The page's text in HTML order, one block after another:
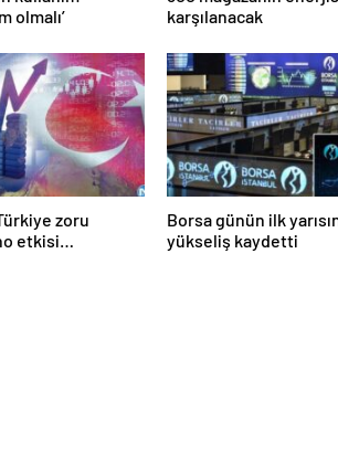
olmalı’
karşılanacak
zoru
etkisi
Borsa günün ilk
yükseliş kaydetti